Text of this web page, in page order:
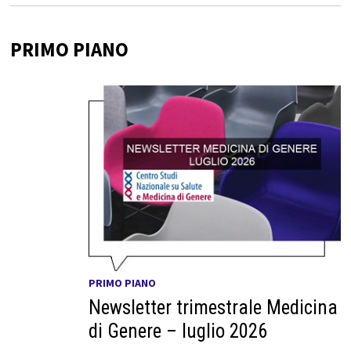
PRIMO PIANO
PRIMO PIANO
Newsletter trimestrale Medicina
di Genere – luglio 2026